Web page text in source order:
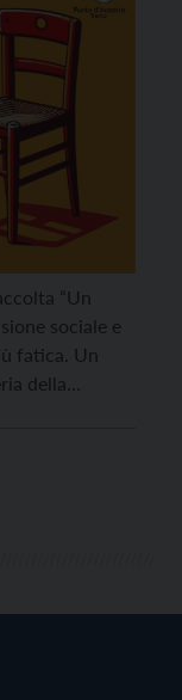
“Un
sociale e
fatica. Un
della